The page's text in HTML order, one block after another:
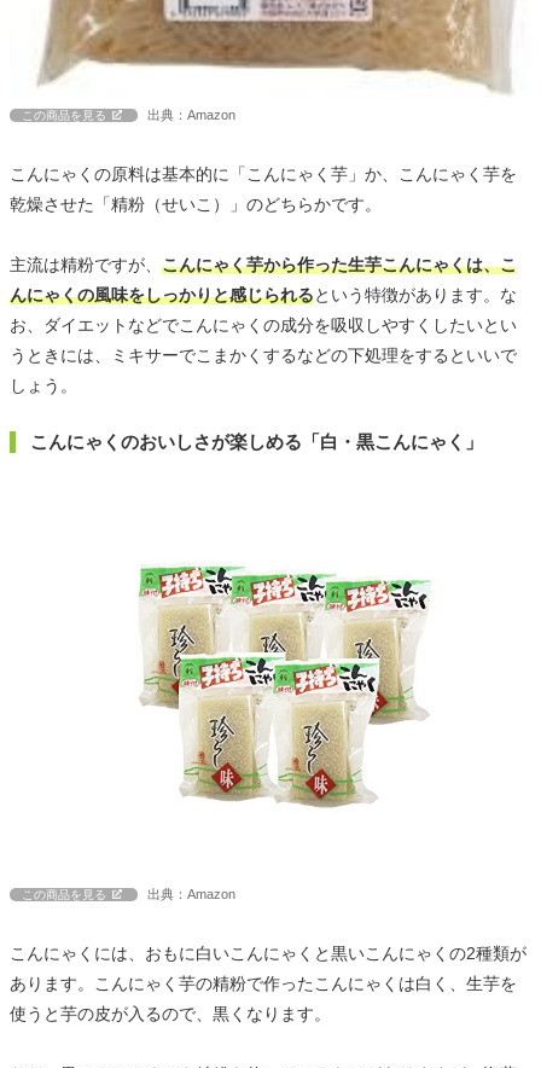
この商品を見る 出典：Amazon
こんにゃくの原料は基本的に「こんにゃく芋」か、こんにゃく芋を
乾燥させた「精粉（せいこ）」のどちらかです。
主流は精粉ですが、 こんにゃく芋から作った生芋こんにゃくは、こ
んにゃくの風味をしっかりと感じられるという特徴があります。な
お、ダイエットなどでこんにゃくの成分を吸収しやすくしたいとい
うときには、ミキサーでこまかくするなどの下処理をするといいで
しょう。
こんにゃくのおいしさが楽しめる「白・黒こんにゃく」
この商品を見る 出典：Amazon
こんにゃくには、おもに白いこんにゃくと黒いこんにゃくの2種類が
あります。こんにゃく芋の精粉で作ったこんにゃくは白く、生芋を
使うと芋の皮が入るので、黒くなります。